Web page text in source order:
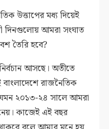
উত্তাপের মধ্য দিয়েই
আমরা সংঘাত
তৈরি হবে?
আসছে। অতীতে
বাংলাদেশে রাজনৈতিক
২০১৩-২৪ সালে আমরা
কাজেই এই বছর